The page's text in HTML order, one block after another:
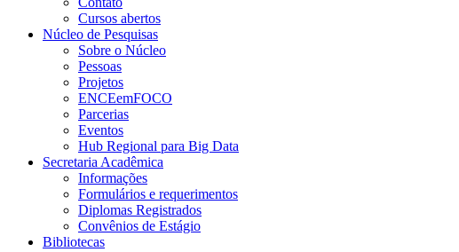
Cursos abertos
Núcleo de Pesquisas
Sobre o Núcleo
Pessoas
Projetos
ENCEemFOCO
Parcerias
Eventos
Hub Regional para Big Data
Secretaria Acadêmica
Informações
Formulários e requerimentos
Diplomas Registrados
Convênios de Estágio
Bibliotecas